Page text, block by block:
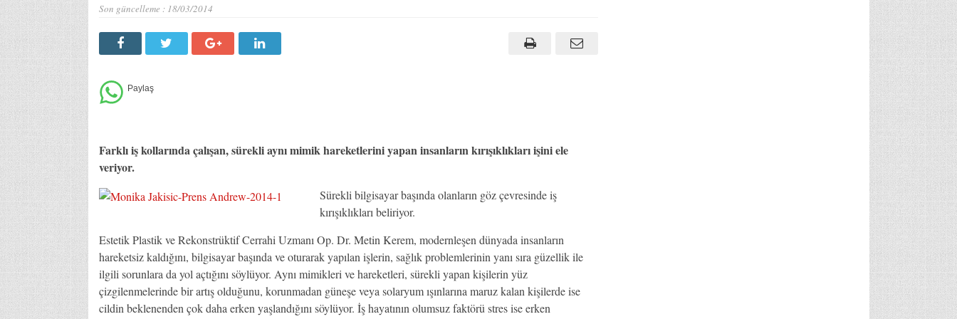
Son güncelleme : 18/03/2014
Farklı iş kollarında çalışan, sürekli aynı mimik hareketlerini yapan insanların kırışıklıkları işini ele
veriyor.
Sürekli bilgisayar başında olanların göz çevresinde iş
kırışıklıkları beliriyor.
Estetik Plastik ve Rekonstrüktif Cerrahi Uzmanı Op. Dr. Metin Kerem, modernleşen dünyada insanların
hareketsiz kaldığını, bilgisayar başında ve oturarak yapılan işlerin, sağlık problemlerinin yanı sıra güzellik ile
ilgili sorunlara da yol açtığını söylüyor. Aynı mimikleri ve hareketleri, sürekli yapan kişilerin yüz
çizgilenmelerinde bir artış olduğunu, korunmadan güneşe veya solaryum ışınlarına maruz kalan kişilerde ise
cildin beklenenden çok daha erken yaşlandığını söylüyor. İş hayatının olumsuz faktörü stres ise erken